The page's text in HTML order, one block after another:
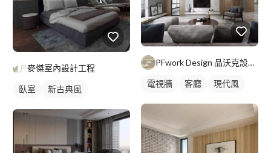
麥傑室內設計工程
臥室 新古典風
PFwork Design 品沃克設計 l 工程 安信建築經理屢約保證
電視牆 客廳 現代風